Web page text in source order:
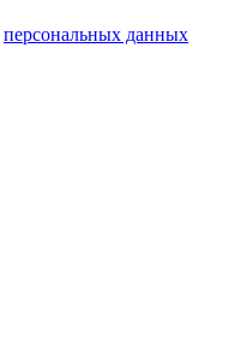
персональных данных